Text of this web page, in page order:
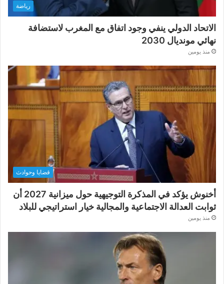
رياضة
الاتحاد الدولي ينفي وجود اتفاق مع المغرب لاستضافة
نهائي مونديال 2030
منذ يومين
قضايا وحوادث
أخنوش يؤكد في المذكرة التوجيهية حول ميزانية 2027 أن
ثوابت العدالة الاجتماعية والمجالية خيار استراتيجي للبلاد
منذ يومين